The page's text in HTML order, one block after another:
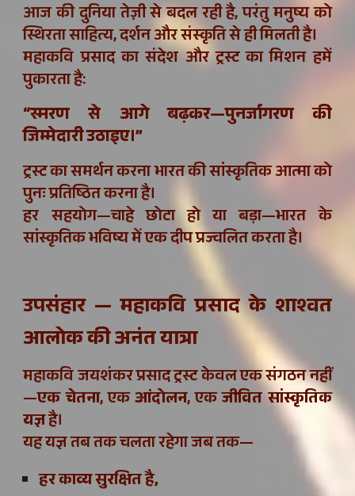
आज की दुनिया तेज़ी से बदल रही है, परंतु मनुष्य को
स्थिरता साहित्य, दर्शन और संस्कृति से ही मिलती है।
महाकवि प्रसाद का संदेश और ट्रस्ट का मिशन हमें
पुकारता है:
“स्मरण से आगे बढ़कर—पुनर्जागरण की
जिम्मेदारी उठाइए।”
ट्रस्ट का समर्थन करना भारत की सांस्कृतिक आत्मा को
पुनः प्रतिष्ठित करना है।
हर सहयोग—चाहे छोटा हो या बड़ा—भारत के
सांस्कृतिक भविष्य में एक दीप प्रज्वलित करता है।
उपसंहार — महाकवि प्रसाद के शाश्वत
आलोक की अनंत यात्रा
महाकवि जयशंकर प्रसाद ट्रस्ट केवल एक संगठन नहीं
—एक चेतना, एकआंदोलन, एकजीवित सांस्कृतिक
यज्ञहै।
यह यज्ञ तब तक चलता रहेगा जब तक—
हर काव्य सुरक्षित है,